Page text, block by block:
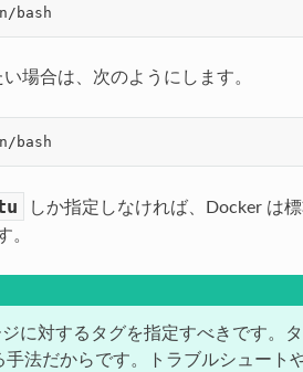
場合は、次のようにします。
しか指定しなければ、Docker は
。
に対するタグを指定すべきです。
法だからです。トラブルシュート